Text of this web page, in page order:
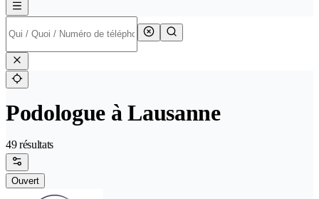
Podologue à Lausanne
49 résultats
Ouvert